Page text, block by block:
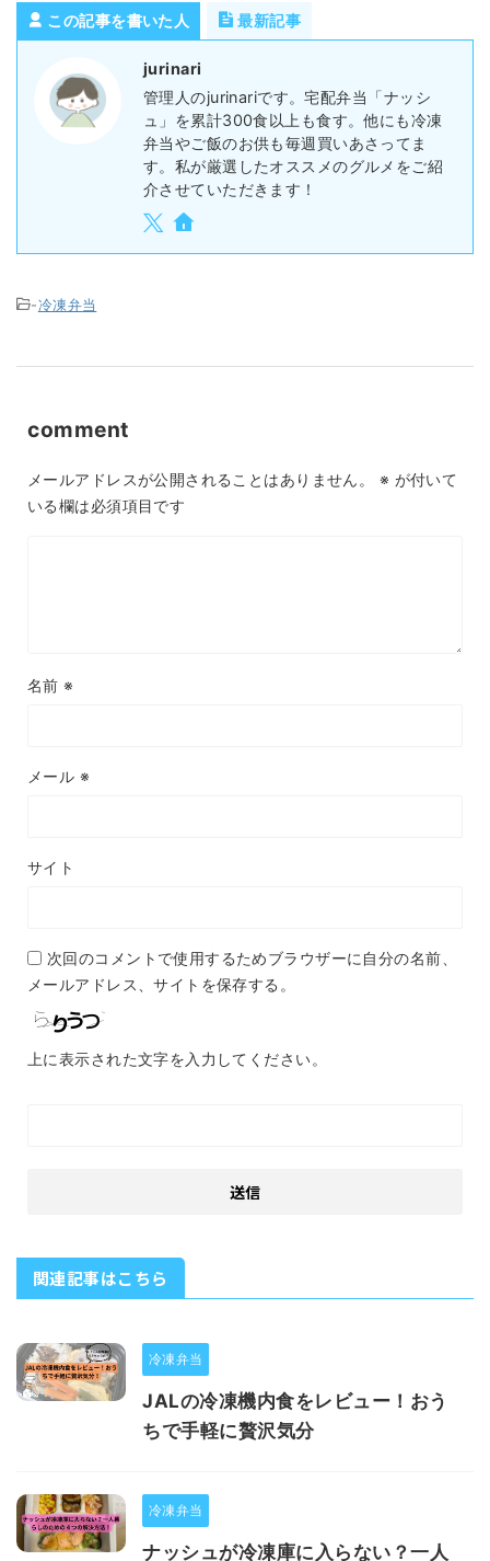
この記事を書いた人 最新記事
jurinari
管理人のjurinariです。宅配弁当「ナッシ
ュ」を累計300食以上も食す。他にも冷凍
弁当やご飯のお供も毎週買いあさってま
す。私が厳選したオススメのグルメをご紹
介させていただきます！
-冷凍弁当
comment
メールアドレスが公開されることはありません。 ※ が付いて
いる欄は必須項目です
名前※
メール ※
サイト
次回のコメントで使用するためブラウザーに自分の名前、
メールアドレス、サイトを保存する。
上に表示された文字を入力してください。
関連記事はこちら
冷凍弁当
JALの冷凍機内食をレビュー！おう
ちで手軽に贅沢気分
冷凍弁当
ナッシュが冷凍庫に入らない？一人